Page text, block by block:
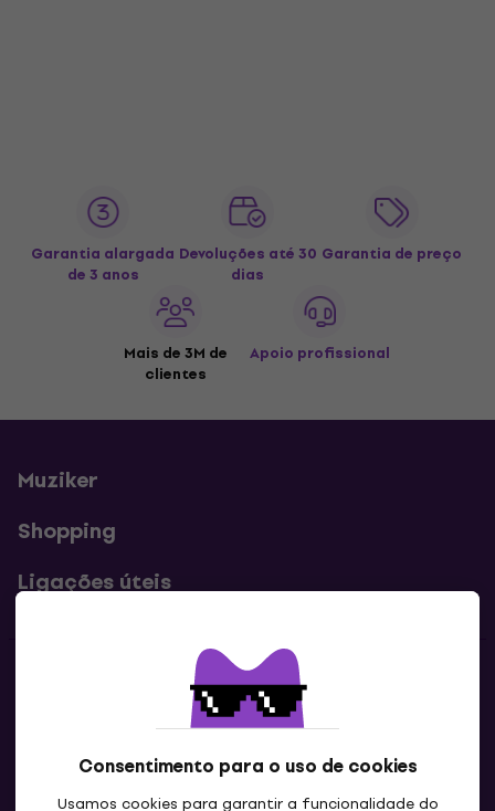
Consentimento para o uso de cookies
Usamos cookies para garantir a funcionalidade do
Garantia alargada
de 3 anos
Devoluções até 30
dias
Garantia de preço
Mais de 3M de
clientes
Apoio profissional
Muziker
Shopping
Ligações úteis
Contatos
Contacta-nos